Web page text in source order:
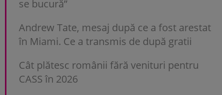
se bucură”
Andrew Tate, mesaj după ce a fost arestat
în Miami. Ce a transmis de după gratii
Cât plătesc românii fără venituri pentru
CASS în 2026